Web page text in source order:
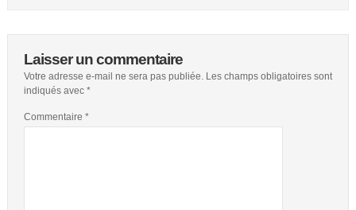
Laisser un commentaire
Votre adresse e-mail ne sera pas publiée. Les champs obligatoires sont
indiqués avec *
Commentaire *